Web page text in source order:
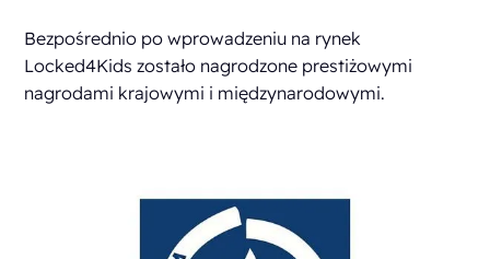
Bezpośrednio po wprowadzeniu na rynek
Locked4Kids zostało nagrodzone prestiżowymi
nagrodami krajowymi i międzynarodowymi.